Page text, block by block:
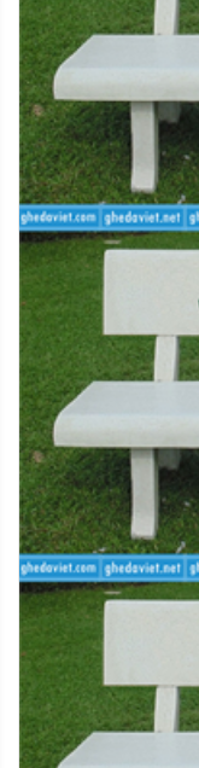
như trên.
2.2. Hàng giao bị lỗi
Khi quý khách
chúng tôi, vui lòng
- Bước 1: Kiểm
chụp lại ảnh sản
- Bước 2: Quý
khách hàng của
- Bước 3: Trong
nếu quý khách
khách hàng rằng
lòng truy cập
quy trình đổi trả hàng
3. Phương thức
Tùy theo lí do
lượng tại kho,
tiền với chi tiết như
- Hoàn tiền bằng
phẩm mới
- Đổi sản phẩm mới
- Chuyển khoản
khách cung cấp
- Riêng đối với
dụng quốc tế,